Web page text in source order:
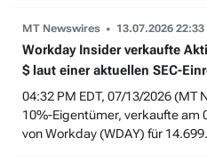
MT Newswires 13.07.2026 22:33
Workday Insider verkaufte
$ laut einer aktuellen SEC-
04:32 PM EDT, 07/13/2026 (MT
10%-Eigentümer, verkaufte am
von Workday (WDAY) für